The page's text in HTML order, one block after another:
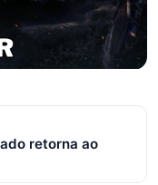
retorna ao